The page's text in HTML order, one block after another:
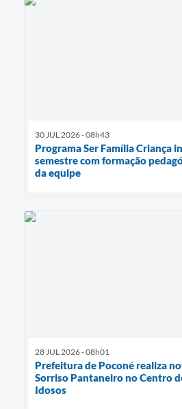
30 JUL 2026 - 08h43
Programa Ser Família Criança
semestre com formação
da equipe
28 JUL 2026 - 08h01
Prefeitura de Poconé realiza
Sorriso Pantaneiro no Centro
Idosos